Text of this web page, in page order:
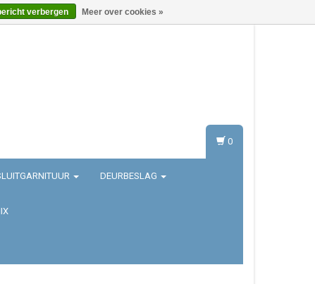
DEURBESLAG
0
verbergen Meer over cookies »